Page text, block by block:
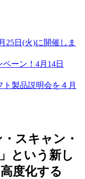
25日(火)に開催しま
ーン！4月14日
製品説明会を４月
スキャン・
という新し
度化する